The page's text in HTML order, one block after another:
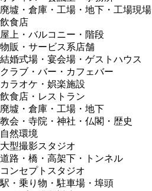
廃墟・倉庫・工場・地下・工場現場
飲食店
屋上・バルコニー・階段
物販・サービス系店舗
結婚式場・宴会場・ゲストハウス
クラブ・バー・カフェバー
カラオケ・娯楽施設
飲食店・レストラン
廃墟・倉庫・工場・地下
教会・寺院・神社・仏閣・歴史
自然環境
大型撮影スタジオ
道路・橋・高架下・トンネル
コンセプトスタジオ
駅・乗り物・駐車場・埠頭